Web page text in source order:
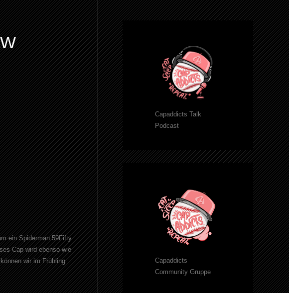
ein Spiderman 59Fifty
Cap wird ebenso wie
wir im Frühling
Capaddicts Talk
Podcast
Capaddicts
Community Gruppe